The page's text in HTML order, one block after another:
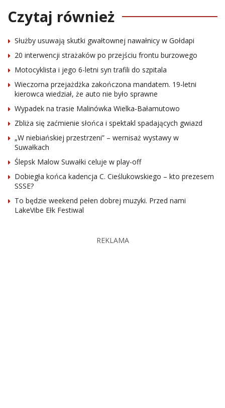
Czytaj również
Służby usuwają skutki gwałtownej nawałnicy w Gołdapi
20 interwencji strażaków po przejściu frontu burzowego
Motocyklista i jego 6-letni syn trafili do szpitala
Wieczorna przejażdżka zakończona mandatem. 19-letni
kierowca wiedział, że auto nie było sprawne
Wypadek na trasie Malinówka Wielka-Bałamutowo
Zbliża się zaćmienie słońca i spektakl spadających gwiazd
„W niebiańskiej przestrzeni” – wernisaż wystawy w
Suwałkach
Ślepsk Malow Suwałki celuje w play-off
Dobiegła końca kadencja C. Cieślukowskiego – kto prezesem
SSSE?
To będzie weekend pełen dobrej muzyki. Przed nami
LakeVibe Ełk Festiwal
REKLAMA